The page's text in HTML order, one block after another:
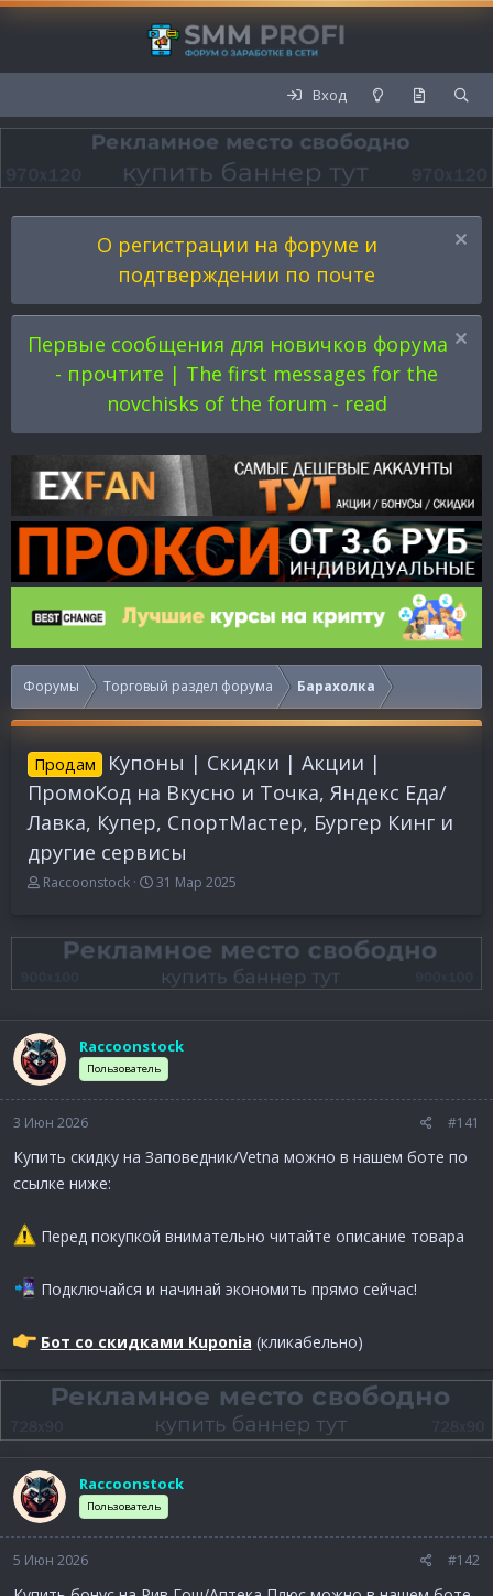
Вход
О регистрации на форуме и
подтверждении по почте
Первые сообщения для новичков форума
- прочтите | The first messages for the
novchisks of the forum - read
Форумы Торговый раздел форума Барахолка
Продам
Купоны | Скидки | Акции |
ПромоКод на Вкусно и Точка, Яндекс Еда/
Лавка, Купер, СпортМастер, Бургер Кинг и
другие сервисы
А
о
ы
Raccoonstock
Д
а
н
л
а
31 Мар 2025
Raccoonstock
Пользователь
3 Июн 2026 #141
Купить скидку на Заповедник/Vetna можно в нашем боте по
ссылке ниже:
Перед покупкой внимательно читайте описание товара
Подключайся и начинай экономить прямо сейчас!
Бот со скидками Kuponia (кликабельно)
Raccoonstock
Пользователь
5 Июн 2026 #142